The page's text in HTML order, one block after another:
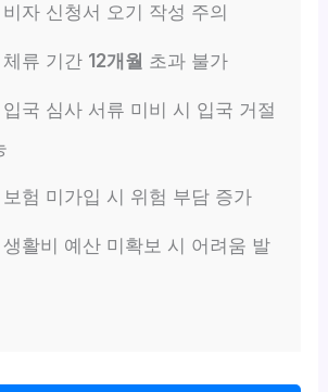
비자 신청서 오기 작성 주의
체류 기간 12개월 초과 불가
입국 심사 서류 미비 시 입국 거절
보험 미가입 시 위험 부담 증가
생활비 예산 미확보 시 어려움 발